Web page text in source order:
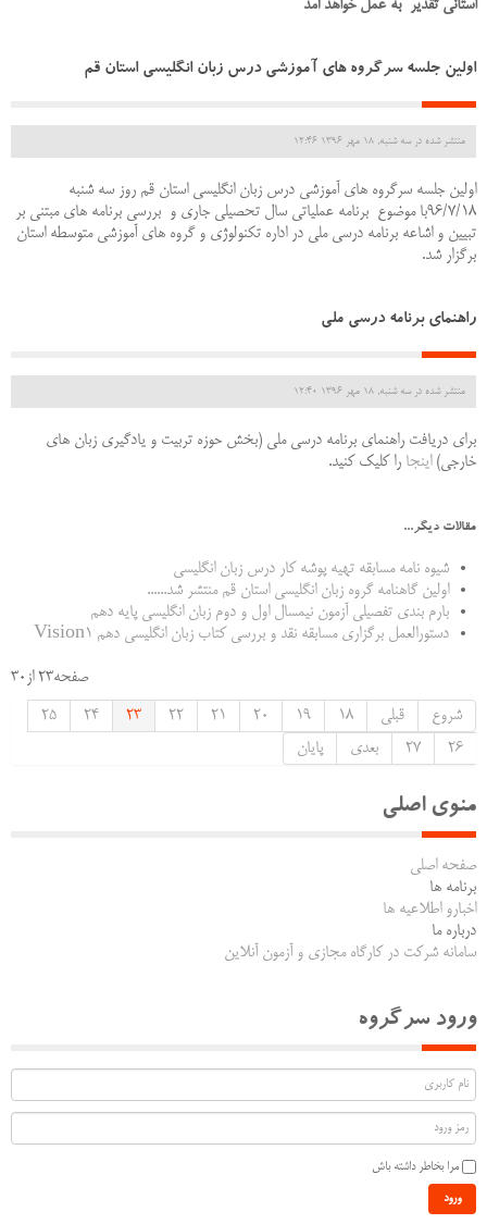
استانی تقدیر به عمل خواهد آمد
اولین جلسه سرگروه های آموزشی درس زبان انگلیسی استان قم
منتشر شده در سه شنبه, 18 مهر 1396 12:46
اولین جلسه سرگروه های آموزشی درس زبان انگلیسی استان قم روز سه شنبه
96/7/18با موضوع برنامه عملیاتی سال تحصیلی جاری و بررسی برنامه های مبتنی بر
تبیین و اشاعه برنامه درسی ملی در اداره تکنولوژی و گروه های آموزشی متوسطه استان
برگزار شد.
راهنماي برنامه درسي ملي
منتشر شده در سه شنبه, 18 مهر 1396 12:40
برای دریافت راهنمای برنامه درسی ملی (بخش حوزه تربیت و یادگیری زبان های
خارجی)اینجا را کلیک کنید.
مقالات دیگر...
شیوه نامه مسابقه تهیه پوشه کار درس زبان انگلیسی
اولین گاهنامه گروه زبان انگلیسی استان قم منتشر شد......
بارم بندي تفصيلي آزمون نيمسال اول و دوم زبان انگليسي پايه دهم
دستورالعمل برگزاری مسابقه نقد و بررسی کتاب زبان انگلیسی دهم Vision1
صفحه23 از30
شروع
قبلی 18
19
20
21
22
23
24
25
26
27 بعدی پایان
منوی اصلی
صفحه اصلی
برنامه ها
اخبارو اطلاعیه ها
درباره ما
سامانه شرکت در کارگاه مجازی و آزمون آنلاین
ورود سرگروه
مرا بخاطر داشته باش
ورود